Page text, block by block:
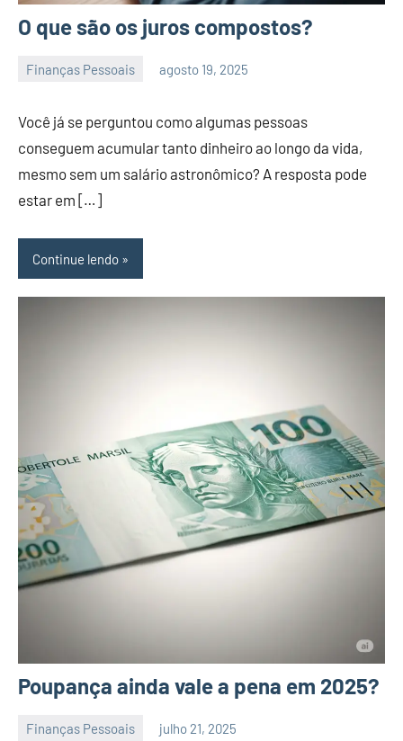
O que são os juros compostos?
Finanças Pessoais agosto 19, 2025
Você já se perguntou como algumas pessoas
conseguem acumular tanto dinheiro ao longo da vida,
mesmo sem um salário astronômico? A resposta pode
estar em […]
Continue lendo
Poupança ainda vale a pena em 2025?
Finanças Pessoais julho 21, 2025